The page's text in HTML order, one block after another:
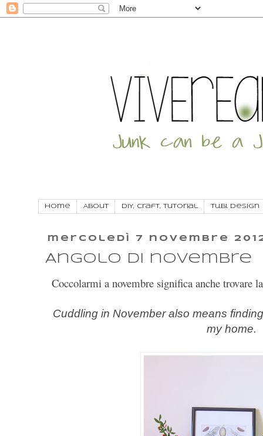
Home About DIY, craft, tutorial Tu.Bi. Design
mercoledì 7 novembre
Angolo di novembre
Coccolarmi a novembre significa anche trovare
Cuddling in November also means
my home.